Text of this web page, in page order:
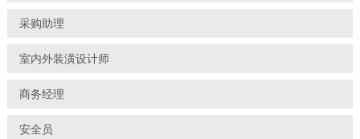
采购助理
室内外装潢设计师
商务经理
安全员